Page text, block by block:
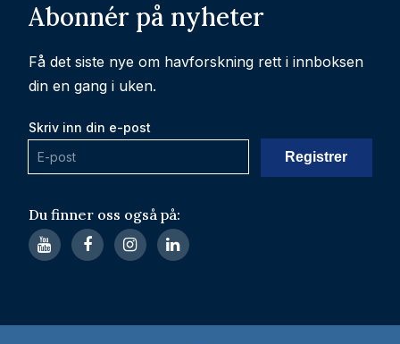
Du finner oss også på:
Abonnér på nyheter
Få det siste nye om havforskning rett i innboksen
din en gang i uken.
Skriv inn din e-post